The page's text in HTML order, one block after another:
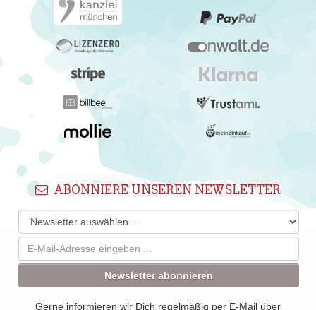
ABONNIERE UNSEREN NEWSLETTER
Newsletter abonnieren
Gerne informieren wir Dich regelmäßig per E-Mail über